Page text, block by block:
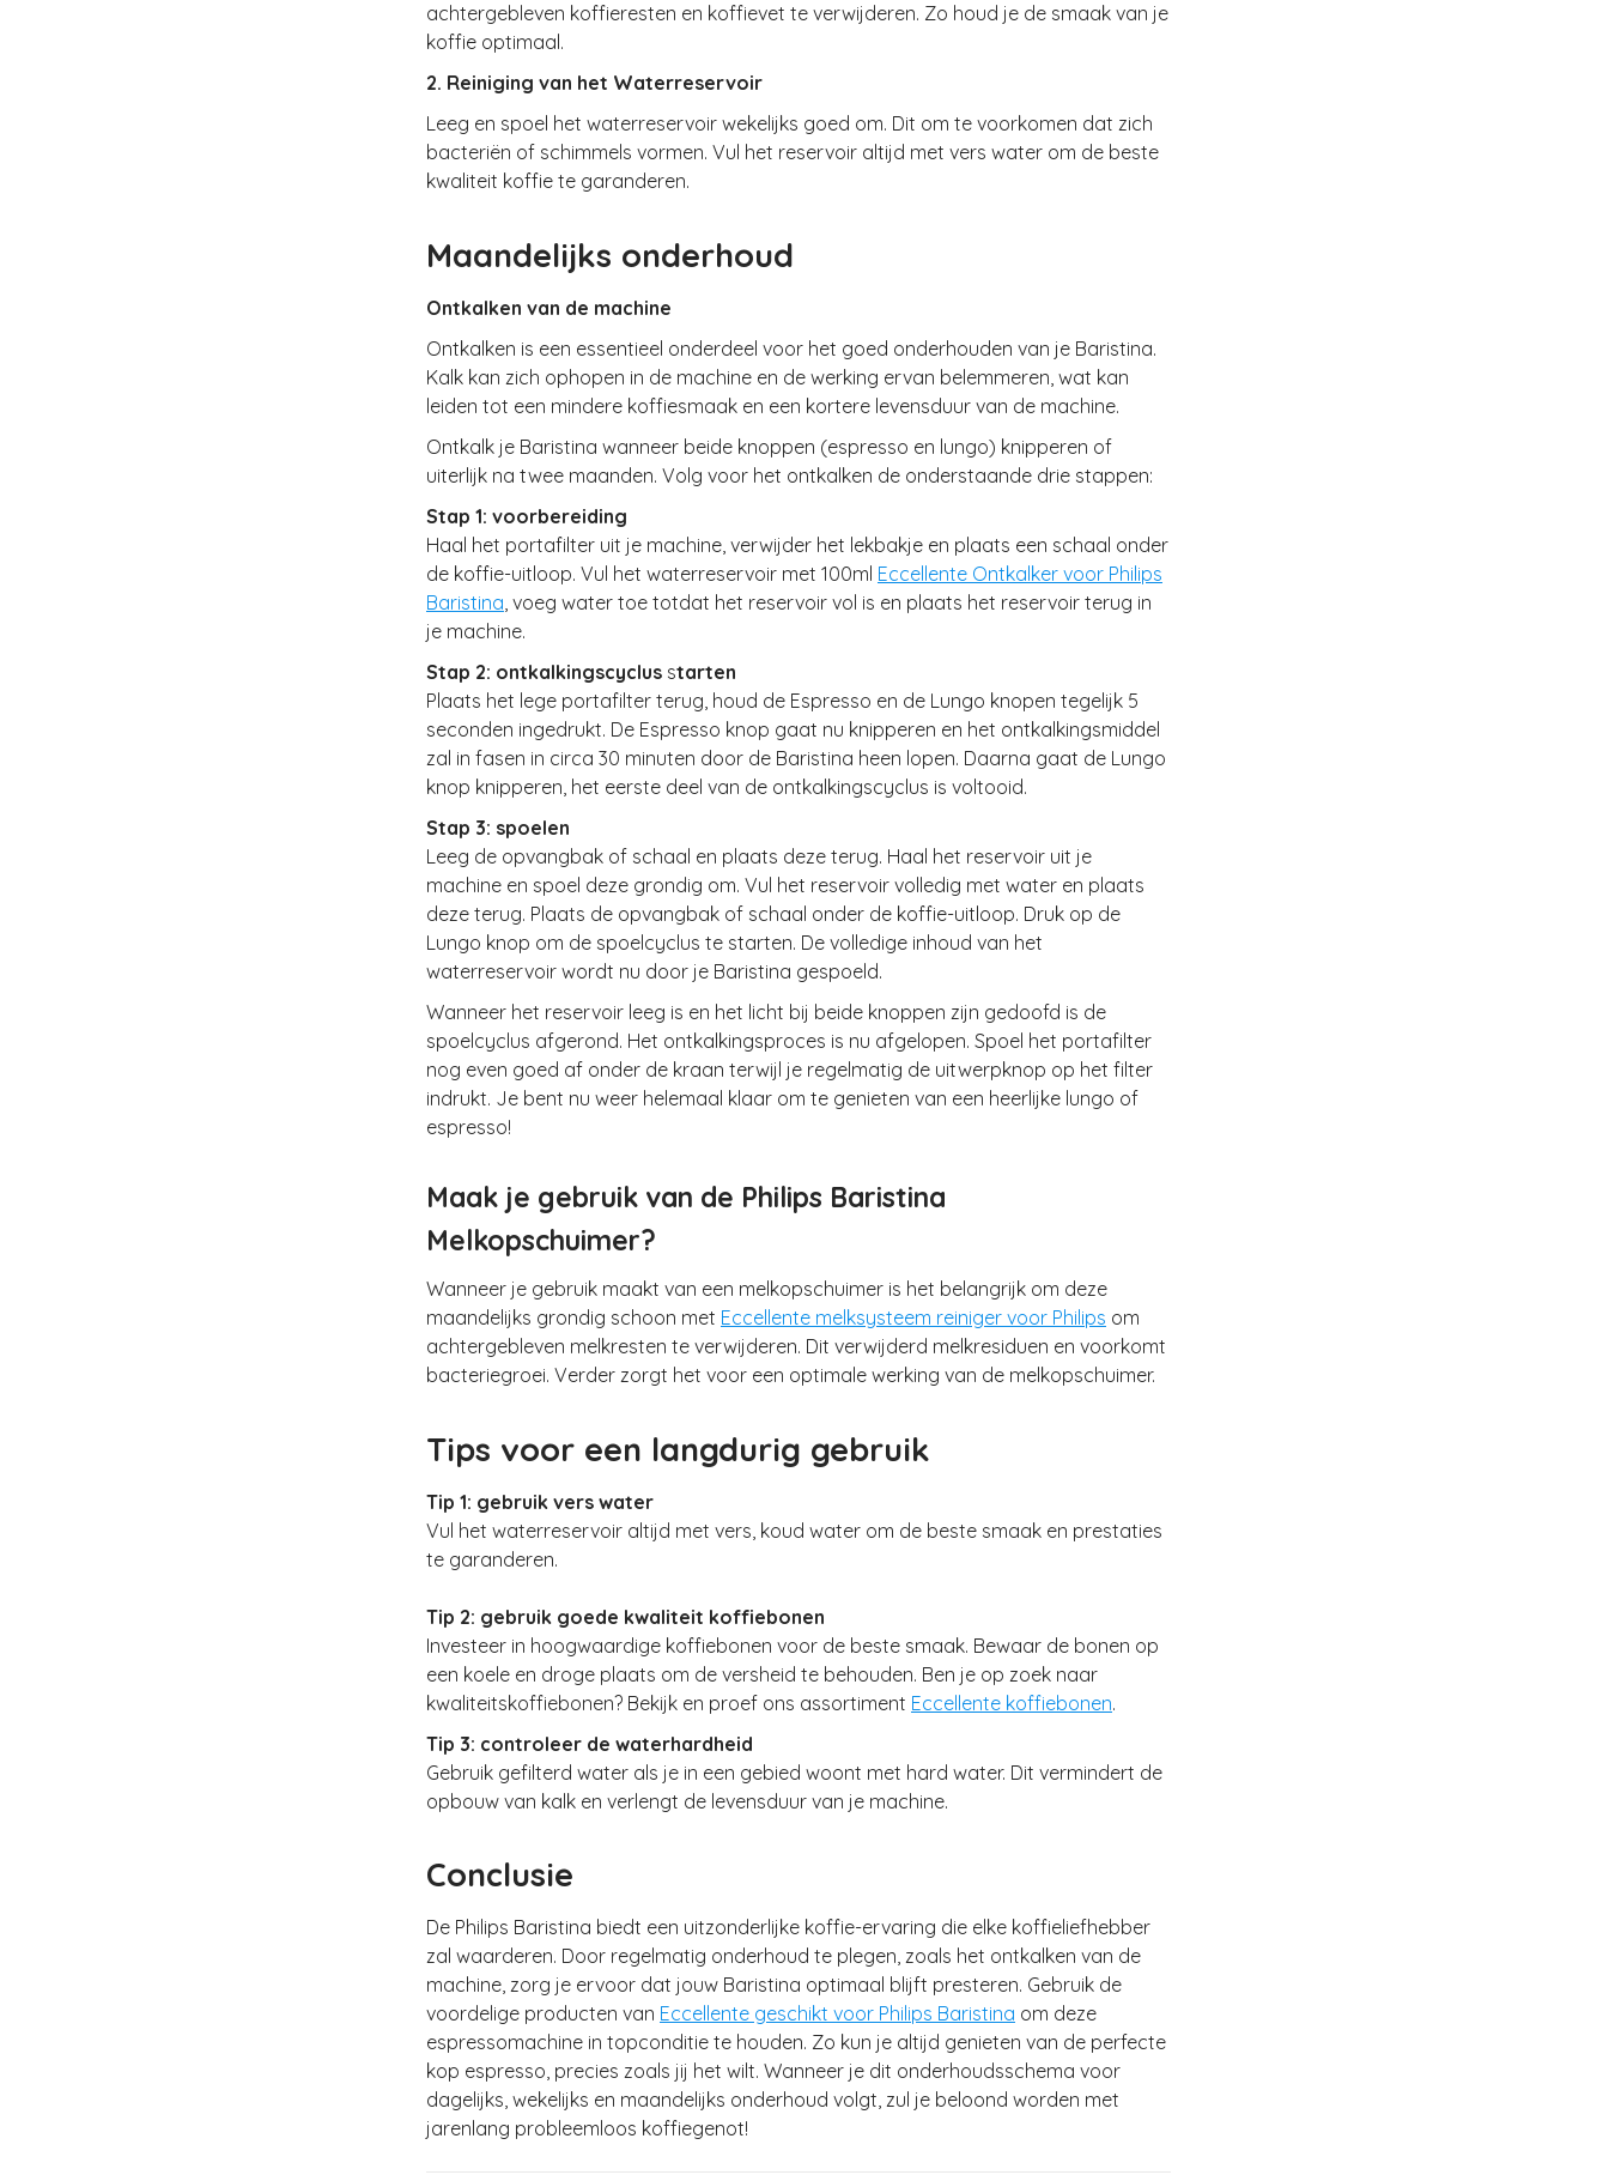
achtergebleven koffieresten en koffievet te verwijderen. Zo houd je de smaak van je
koffie optimaal.
2. Reiniging van het Waterreservoir
Leeg en spoel het waterreservoir wekelijks goed om. Dit om te voorkomen dat zich
bacteriën of schimmels vormen. Vul het reservoir altijd met vers water om de beste
kwaliteit koffie te garanderen.
Maandelijks onderhoud
Ontkalken van de machine
Ontkalken is een essentieel onderdeel voor het goed onderhouden van je Baristina.
Kalk kan zich ophopen in de machine en de werking ervan belemmeren, wat kan
leiden tot een mindere koffiesmaak en een kortere levensduur van de machine.
Ontkalk je Baristina wanneer beide knoppen (espresso en lungo) knipperen of
uiterlijk na twee maanden. Volg voor het ontkalken de onderstaande drie stappen:
Stap 1: voorbereiding
Haal het portafilter uit je machine, verwijder het lekbakje en plaats een schaal onder
de koffie-uitloop. Vul het waterreservoir met 100ml Eccellente Ontkalker voor Philips
Baristina , voeg water toe totdat het reservoir vol is en plaats het reservoir terug in
je machine.
Stap 2: ontkalkingscyclusstarten
Plaats het lege portafilter terug, houd de Espresso en de Lungo knopen tegelijk 5
seconden ingedrukt. De Espresso knop gaat nu knipperen en het ontkalkingsmiddel
zal in fasen in circa 30 minuten door de Baristina heen lopen. Daarna gaat de Lungo
knop knipperen, het eerste deel van de ontkalkingscyclus is voltooid.
Stap 3: spoelen
Leeg de opvangbak of schaal en plaats deze terug. Haal het reservoir uit je
machine en spoel deze grondig om. Vul het reservoir volledig met water en plaats
deze terug. Plaats de opvangbak of schaal onder de koffie-uitloop. Druk op de
Lungo knop om de spoelcyclus te starten. De volledige inhoud van het
waterreservoir wordt nu door je Baristina gespoeld.
Wanneer het reservoir leeg is en het licht bij beide knoppen zijn gedoofd is de
spoelcyclus afgerond. Het ontkalkingsproces is nu afgelopen. Spoel het portafilter
nog even goed af onder de kraan terwijl je regelmatig de uitwerpknop op het filter
indrukt. Je bent nu weer helemaal klaar om te genieten van een heerlijke lungo of
espresso!
Maak je gebruik van de Philips Baristina
Melkopschuimer?
Wanneer je gebruik maakt van een melkopschuimer is het belangrijk om deze
maandelijks grondig schoon met Eccellente melksysteem reiniger voor Philips om
achtergebleven melkresten te verwijderen. Dit verwijderd melkresiduen en voorkomt
bacteriegroei. Verder zorgt het voor een optimale werking van de melkopschuimer.
Tips voor een langdurig gebruik
Tip 1: gebruik vers water
Vul het waterreservoir altijd met vers, koud water om de beste smaak en prestaties
te garanderen.
Tip 2: gebruik goede kwaliteit koffiebonen
Investeer in hoogwaardige koffiebonen voor de beste smaak. Bewaar de bonen op
een koele en droge plaats om de versheid te behouden. Ben je op zoek naar
kwaliteitskoffiebonen? Bekijk en proef ons assortiment Eccellente koffiebonen.
Tip 3: controleer de waterhardheid
Gebruik gefilterd water als je in een gebied woont met hard water. Dit vermindert de
opbouw van kalk en verlengt de levensduur van je machine.
Conclusie
De Philips Baristina biedt een uitzonderlijke koffie-ervaring die elke koffieliefhebber
zal waarderen. Door regelmatig onderhoud te plegen, zoals het ontkalken van de
machine, zorg je ervoor dat jouw Baristina optimaal blijft presteren. Gebruik de
voordelige producten van Eccellente geschikt voor Philips Baristina om deze
espressomachine in topconditie te houden. Zo kun je altijd genieten van de perfecte
kop espresso, precies zoals jij het wilt. Wanneer je dit onderhoudsschema voor
dagelijks, wekelijks en maandelijks onderhoud volgt, zul je beloond worden met
jarenlang probleemloos koffiegenot!